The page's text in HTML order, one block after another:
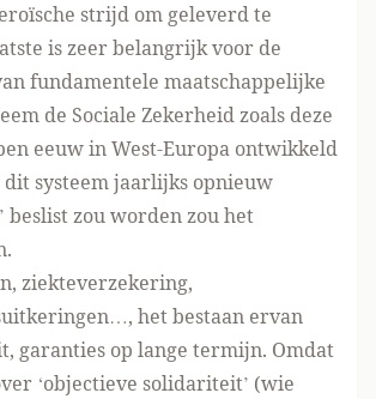
strijd om geleverd te
is zeer belangrijk voor de
fundamentele maatschappelijke
de Sociale Zekerheid zoals deze
eeuw in West-Europa ontwikkeld
dit systeem jaarlijks opnieuw
beslist zou worden zou het
ziekteverzekering,
het bestaan ervan
garanties op lange termijn. Omdat
‘objectieve solidariteit’ (wie